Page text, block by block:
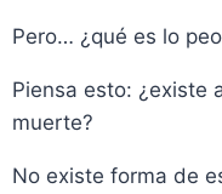
Pero… ¿qué es lo
Piensa esto: ¿existe
muerte?
No existe forma de